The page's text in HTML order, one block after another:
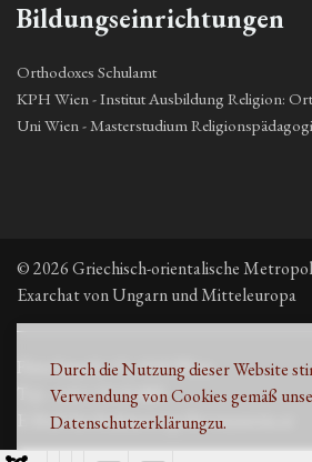
Durch die Nutzung dieser Website
Verwendung von Cookies gemäß
Datenschutzerklärungzu.
Bildungseinrichtungen
Orthodoxes Schulamt
KPH Wien - Institut Ausbildung Religion:
Uni Wien - Masterstudium
© 2026 Griechisch-orientalische
Exarchat von Ungarn und Mitteleuropa
Fleischmarkt 13, 1010 Wien
Τηλ. +43 1 53 33 889
E-Mail: kirche@metropolisvonaustria.at